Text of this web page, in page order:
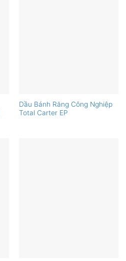
Dầu Bánh Răng Công Nghiệp
Total Carter EP